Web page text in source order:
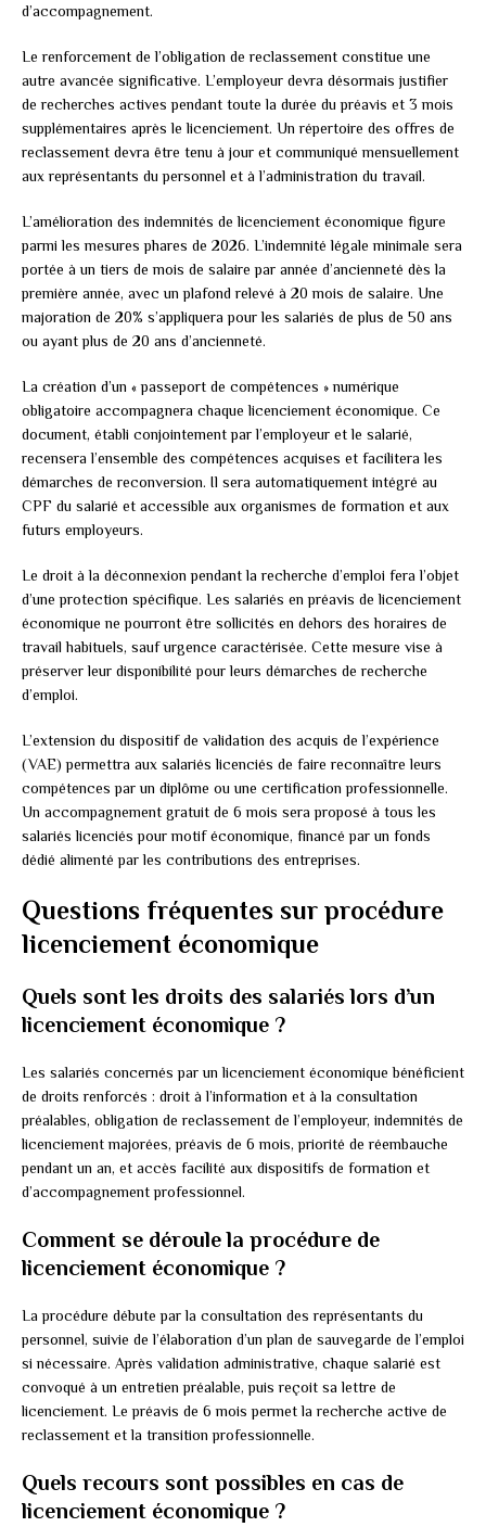
d’accompagnement.
Le renforcement de l’obligation de reclassement constitue une
autre avancée significative. L’employeur devra désormais justifier
de recherches actives pendant toute la durée du préavis et 3 mois
supplémentaires après le licenciement. Un répertoire des offres de
reclassement devra être tenu à jour et communiqué mensuellement
aux représentants du personnel et à l’administration du travail.
L’amélioration des indemnités de licenciement économique figure
parmi les mesures phares de 2026. L’indemnité légale minimale sera
portée à un tiers de mois de salaire par année d’ancienneté dès la
première année, avec un plafond relevé à 20 mois de salaire. Une
majoration de 20% s’appliquera pour les salariés de plus de 50 ans
ou ayant plus de 20 ans d’ancienneté.
La création d’un « passeport de compétences » numérique
obligatoire accompagnera chaque licenciement économique. Ce
document, établi conjointement par l’employeur et le salarié,
recensera l’ensemble des compétences acquises et facilitera les
démarches de reconversion. Il sera automatiquement intégré au
CPF du salarié et accessible aux organismes de formation et aux
futurs employeurs.
Le droit à la déconnexion pendant la recherche d’emploi fera l’objet
d’une protection spécifique. Les salariés en préavis de licenciement
économique ne pourront être sollicités en dehors des horaires de
travail habituels, sauf urgence caractérisée. Cette mesure vise à
préserver leur disponibilité pour leurs démarches de recherche
d’emploi.
L’extension du dispositif de validation des acquis de l’expérience
(VAE) permettra aux salariés licenciés de faire reconnaître leurs
compétences par un diplôme ou une certification professionnelle.
Un accompagnement gratuit de 6 mois sera proposé à tous les
salariés licenciés pour motif économique, financé par un fonds
dédié alimenté par les contributions des entreprises.
Questions fréquentes sur procédure
licenciement économique
Quels sont les droits des salariés lors d’un
licenciement économique ?
Les salariés concernés par un licenciement économique bénéficient
de droits renforcés : droit à l’information et à la consultation
préalables, obligation de reclassement de l’employeur, indemnités de
licenciement majorées, préavis de 6 mois, priorité de réembauche
pendant un an, et accès facilité aux dispositifs de formation et
d’accompagnement professionnel.
Comment se déroule la procédure de
licenciement économique ?
La procédure débute par la consultation des représentants du
personnel, suivie de l’élaboration d’un plan de sauvegarde de l’emploi
si nécessaire. Après validation administrative, chaque salarié est
convoqué à un entretien préalable, puis reçoit sa lettre de
licenciement. Le préavis de 6 mois permet la recherche active de
reclassement et la transition professionnelle.
Quels recours sont possibles en cas de
licenciement économique ?